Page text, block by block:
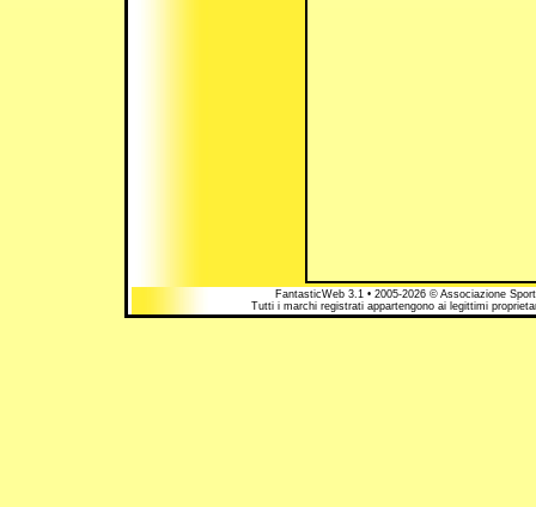
FantasticWeb 3.1 • 2005-2026 © Associazione
Tutti i marchi registrati appartengono ai legittimi